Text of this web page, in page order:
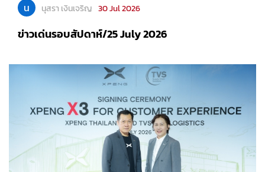
น นุสรา เงินเจริญ 30 Jul 2026
ข่าวเด่นรอบสัปดาห์/25 July 2026